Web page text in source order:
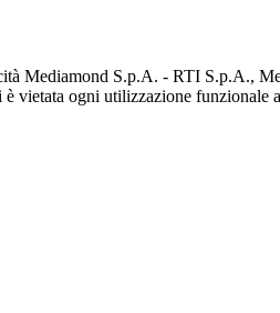
Mediamond S.p.A. - RTI S.p.A.,
vietata ogni utilizzazione funzionale